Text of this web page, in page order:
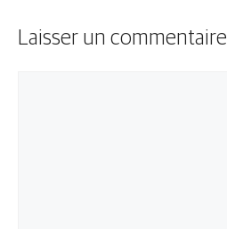
Laisser un commentaire